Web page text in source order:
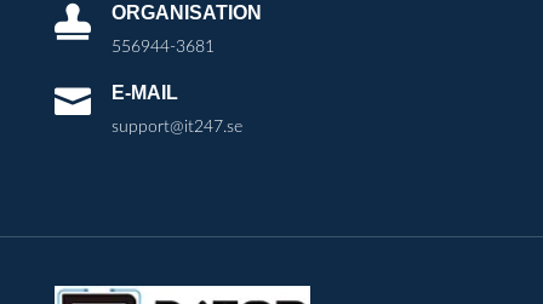
 ORGANISATION
556944-3681
 E-MAIL
support@it247.se